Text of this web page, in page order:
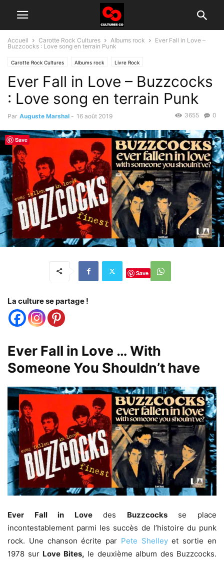
Accueil Carotte Rock Cultures Albums rock
Ever Fall in Love –
Buzzcocks : Love song en terrain Punk
Carotte Rock Cultures Albums rock Livre Rock
Ever Fall in Love – Buzzcocks
: Love song en terrain Punk
Par Auguste Marshal - 16 août 2019 0
3655
Save
La culture se partage !
Ever Fall in Love … With
Someone You Shouldn’t have
Ever Fall in Lovedes Buzzcocksse place
incontestablement parmi les succès de l’histoire du punk
rock. Une chanson écrite par Pete Shelleyet sortie en
1978 sur Love Bites, le deuxième album des Buzzcocks.
Save